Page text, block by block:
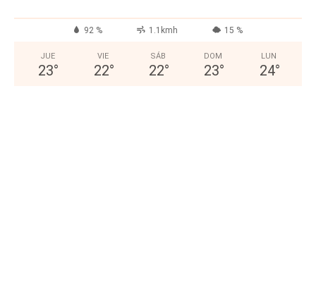
92 % 1.1kmh 15 %
JUE
23°
VIE
22°
SÁB
22°
DOM
23°
LUN
24°